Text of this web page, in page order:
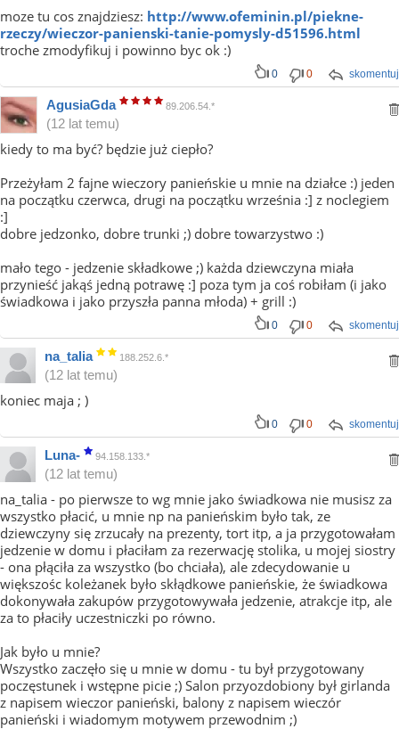
moze tu cos znajdziesz: http://www.ofeminin.pl/piekne-
rzeczy/wieczor-panienski-tanie-pomysly-d51596.html
troche zmodyfikuj i powinno byc ok :)
skomentuj
0 0
AgusiaGda 89.206.54.*
(12 lat temu)
kiedy to ma być? będzie już ciepło?
Przeżyłam 2 fajne wieczory panieńskie u mnie na działce :) jeden
na początku czerwca, drugi na początku września :] z noclegiem
:]
dobre jedzonko, dobre trunki ;) dobre towarzystwo :)
mało tego - jedzenie składkowe ;) każda dziewczyna miała
przynieść jakąś jedną potrawę :] poza tym ja coś robiłam (i jako
świadkowa i jako przyszła panna młoda) + grill :)
skomentuj
0 0
na_talia 188.252.6.*
(12 lat temu)
koniec maja ; )
skomentuj
0 0
Luna- 94.158.133.*
(12 lat temu)
na_talia - po pierwsze to wg mnie jako świadkowa nie musisz za
wszystko płacić, u mnie np na panieńskim było tak, ze
dziewczyny się zrzucały na prezenty, tort itp, a ja przygotowałam
jedzenie w domu i płaciłam za rezerwację stolika, u mojej siostry
- ona płąciła za wszystko (bo chciała), ale zdecydowanie u
większośc koleżanek było skłądkowe panieńskie, że świadkowa
dokonywała zakupów przygotowywała jedzenie, atrakcje itp, ale
za to płaciły uczestniczki po równo.
Jak było u mnie?
Wszystko zaczęło się u mnie w domu - tu był przygotowany
poczęstunek i wstępne picie ;) Salon przyozdobiony był girlanda
z napisem wieczor panieński, balony z napisem wieczór
panieński i wiadomym motywem przewodnim ;)